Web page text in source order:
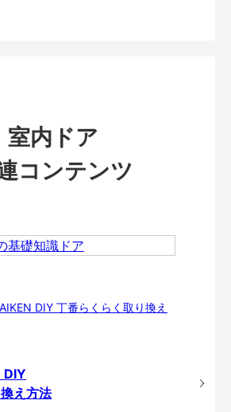
室内ドア
コンテンツ
DIY
え方法